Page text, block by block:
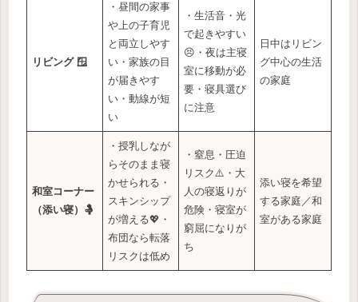
リビング 🪟
・昼間の家事
や上の子育児
と両立しやす
い・家族の目
が届きやす
い・動線が短
い
・生活音・光
で起きやすい
😣・夜は主寝
室に移動が必
要・寝具選び
に注意
日中はリビン
グ中心の生活
の家庭
和室コーナー
（添い寝）🤱
・授乳しなが
らそのまま寝
かせられる・
スキンシップ
が増える💖・
布団なら転落
リスクは低め
・窒息・圧迫
リスク⚠️・大
人の寝返りが
危険・寝室が
窮屈になりが
ち
添い寝を希望
する家庭／和
室がある家庭